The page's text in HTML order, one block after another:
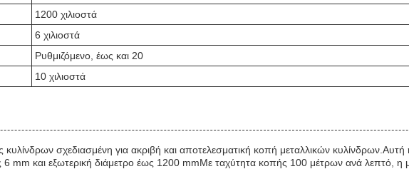
1200 χιλιοστά
6 χιλιοστά
Ρυθμιζόμενο, έως και 20
10 χιλιοστά
σχεδιασμένη για ακριβή και αποτελεσματική κοπή μεταλλικών
mm και εξωτερική διάμετρο έως 1200 mmΜε ταχύτητα κοπής 100 μέτρων ανά λεπτό, η